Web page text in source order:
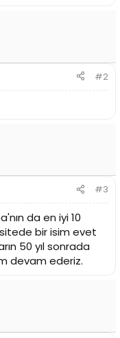
#2
#3
da en iyi 10
bir isim evet
50 yıl sonrada
devam ederiz.